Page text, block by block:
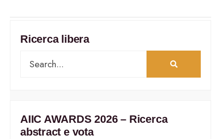
Ricerca libera
AIIC AWARDS 2026 – Ricerca
abstract e vota